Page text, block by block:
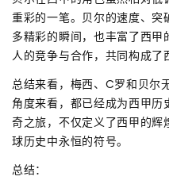
重彩的一笔。贝尔的速度、
多精彩的瞬间，也丰富了西
人的竞争与合作，共同构成了
总结来看，梅西、C罗和贝尔
角度来看，都已经成为西甲
奇之旅，不仅定义了西甲的
球历史中永恒的符号。
总结：